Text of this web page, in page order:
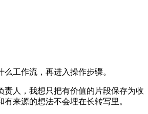
工作流，再进入操作步骤。
责人，我想只把有价值的片段保存为收
来源的想法不会埋在长转写里。